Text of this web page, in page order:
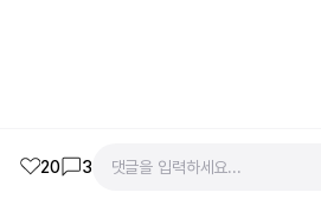
20 3 댓글을 입력하세요...